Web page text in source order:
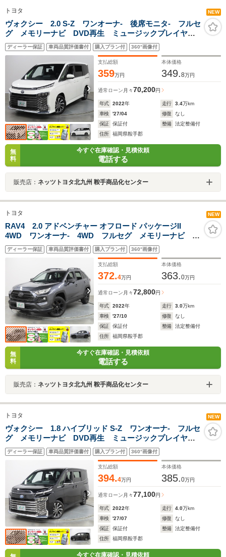
トヨタ NEW
ヴォクシー 2.0 S-Z ワンオーナ- 後席モニタ- フルセ
グ メモリーナビ DVD再生 ミュージックプレイヤー
接続可 シートヒーター 全周囲カメラ バックカメ
ラ 衝突被害軽減システム ETC 両側電動スライド
ディーラー保証 車両品質評価書付 購入プラン付 360°画像付
支払総額
359万円
本体価格
349.8万円
通常ローン 月々70,200円
年式 2022年 走行 3.4万km
車検
'27/04 修復
なし
保証
保証付 整備
法定整備付
住所
福岡県鞍手郡
無
料
今すぐ在庫確認・見積依頼
電話する
販売店： ネッツトヨタ北九州 鞍手商品化センター
トヨタ NEW
RAV4 2.0 アドベンチャー オフロード パッケージII
4WD ワンオーナ- 4WD フルセグ メモリーナビ ミ
ュージックプレイヤー接続可 Pシート シートクーラ
ー バックカメラ BSモニタ- 車線逸脱警報 衝突被害
軽減システム ETC LEDヘッドランプ
ディーラー保証 車両品質評価書付 購入プラン付 360°画像付
支払総額
372.4万円
本体価格
363.0万円
通常ローン 月々72,800円
年式 2022年 走行 3.0万km
車検
'27/10 修復
なし
保証
保証付 整備
法定整備付
住所
福岡県鞍手郡
無
料
今すぐ在庫確認・見積依頼
電話する
販売店： ネッツトヨタ北九州 鞍手商品化センター
トヨタ NEW
ヴォクシー 1.8 ハイブリッド S-Z ワンオーナ- フルセ
グ メモリーナビ DVD再生 ミュージックプレイヤー
接続可 シートヒーター 全周囲カメラ バックカメ
ラ 衝突被害軽減システム ETC ドラレコ 両側電動
スライド LEDヘッドランプ
ディーラー保証 車両品質評価書付 購入プラン付 360°画像付
支払総額
394.4万円
本体価格
385.0万円
通常ローン 月々77,100円
年式 2022年 走行 4.0万km
車検
'27/07 修復
なし
保証
保証付 整備
法定整備付
住所
福岡県鞍手郡
今すぐ在庫確認・見積依頼